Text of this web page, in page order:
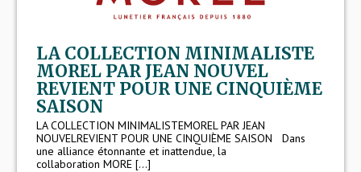
LA COLLECTION MINIMALISTE
MOREL PAR JEAN NOUVEL
REVIENT POUR UNE CINQUIÈME
SAISON
LA COLLECTION MINIMALISTEMOREL PAR JEAN
NOUVELREVIENT POUR UNE CINQUIÈME SAISON Dans
une alliance étonnante et inattendue, la
collaboration MORE [...]